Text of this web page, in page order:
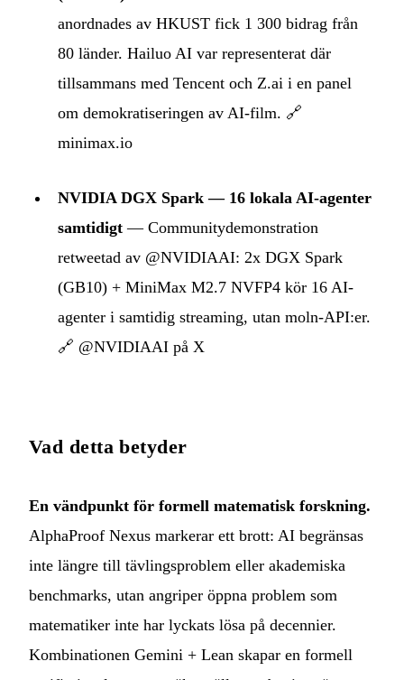
anordnades av HKUST fick 1 300 bidrag från
80 länder. Hailuo AI var representerat där
tillsammans med Tencent och Z.ai i en panel
om demokratiseringen av AI-film. 🔗
minimax.io
NVIDIA DGX Spark — 16 lokala AI-agenter
samtidigt — Communitydemonstration
retweetad av @NVIDIAAI: 2x DGX Spark
(GB10) + MiniMax M2.7 NVFP4 kör 16 AI-
agenter i samtidig streaming, utan moln-API:er.
🔗 @NVIDIAAI på X
Vad detta betyder
En vändpunkt för formell matematisk forskning.
AlphaProof Nexus markerar ett brott: AI begränsas
inte längre till tävlingsproblem eller akademiska
benchmarks, utan angriper öppna problem som
matematiker inte har lyckats lösa på decennier.
Kombinationen Gemini + Lean skapar en formell